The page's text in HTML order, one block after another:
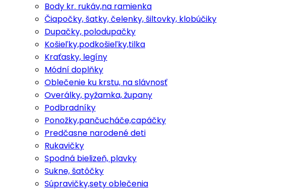
Body kr. rukáv,na ramienka
Čiapočky, šatky, čelenky, šiltovky, klobúčiky
Dupačky, polodupačky
Košieľky,podkošieľky,tilka
Kraťasky, legíny
Módní doplňky
Oblečenie ku krstu, na slávnosť
Overálky, pyžamka, župany
Podbradníky
Ponožky,pančucháče,capáčky
Predčasne narodené deti
Rukavičky
Spodná bielizeň, plavky
Sukne, šatôčky
Súpravičky,sety oblečenia